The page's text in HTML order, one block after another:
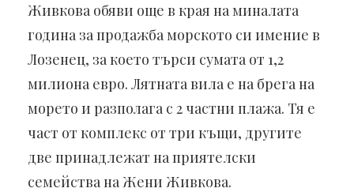
Живкова обяви още в края на миналата
година за продажба морското си имение в
Лозенец, за което търси сумата от 1,2
милиона евро. Лятната вила е на брега на
морето и разполага с 2 частни плажа. Тя е
част от комплекс от три къщи, другите
две принадлежат на приятелски
семейства на Жени Живкова.